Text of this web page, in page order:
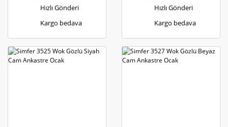
Hızlı Gönderi
Kargo bedava
Hızlı Gönderi
Kargo bedava